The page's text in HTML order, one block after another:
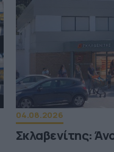
04.08.2026
Σκλαβενίτης: